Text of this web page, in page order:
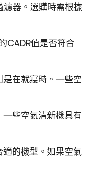
器。選購時需根據
CADR值是否符合
在就寢時。一些空
些空氣清新機具有
的機型。如果空氣